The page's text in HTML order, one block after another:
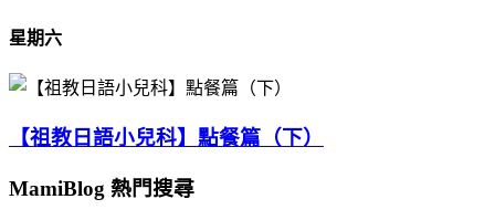
星期六
【祖教日語小兒科】點餐篇（下）
MamiBlog 熱門搜尋